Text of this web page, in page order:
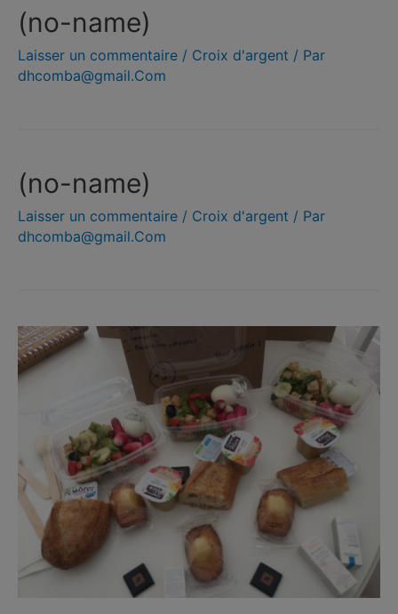
(no-name)
Laisser un commentaire / Croix d'argent / Par
dhcomba@gmail.Com
(no-name)
Laisser un commentaire / Croix d'argent / Par
dhcomba@gmail.Com